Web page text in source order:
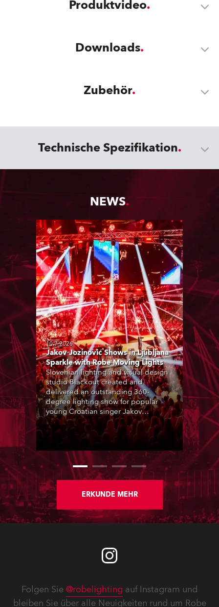
Produktvideo
Downloads
Zubehör
Technische Spezifikation
NEWS
10.7.2026
Jakov Jozinović Shows in Ljubljana
Sparkle with Robe Moving Lights
Slovenian lighting and visual design
studio Blackout created and
delivered an outstanding 360-
degree lighting show for popular
young Croatian singer Jakov
Jozinović, who played two sold-out
nights at the Stožice Arena in
ERKUNDE MEHR
Folgen Sie @robelighting auf Instagram und
bleiben Sie über alle Neuigkeiten rund um Robe